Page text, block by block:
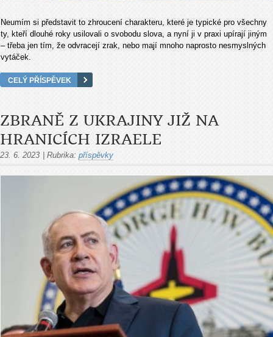
Neumím si představit to zhroucení charakteru, které je typické pro všechny
ty, kteří dlouhé roky usilovali o svobodu slova, a nyní ji v praxi upírají jiným
– třeba jen tím, že odvracejí zrak, nebo mají mnoho naprosto nesmyslných
vytáček.
CELÝ PŘÍSPĚVEK
ZBRANĚ Z UKRAJINY JIŽ NA
HRANICÍCH IZRAELE
23. 6. 2023 | Rubrika: příspěvky